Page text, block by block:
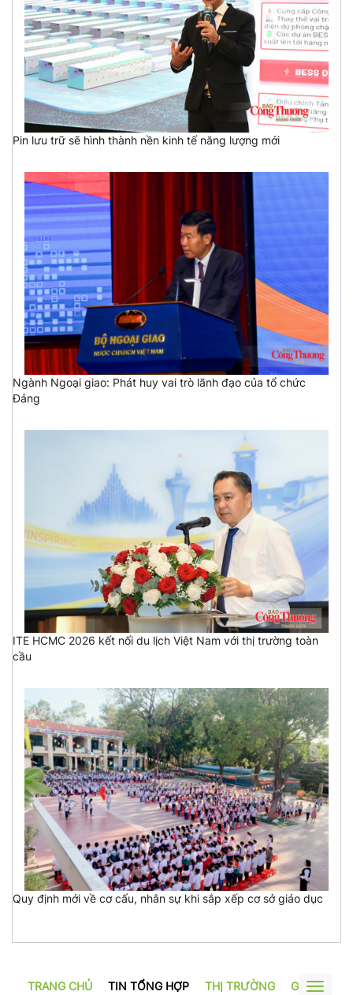
Pin lưu trữ sẽ hình thành nền kinh tế năng lượng mới
Ngành Ngoại giao: Phát huy vai trò lãnh đạo của tổ chức
Đảng
ITE HCMC 2026 kết nối du lịch Việt Nam với thị trường toàn
cầu
Quy định mới về cơ cấu, nhân sự khi sắp xếp cơ sở giáo dục
TRANG CHỦ TIN TỔNG HỢP THỊ TRƯỜNG GƯƠNG
Toggle